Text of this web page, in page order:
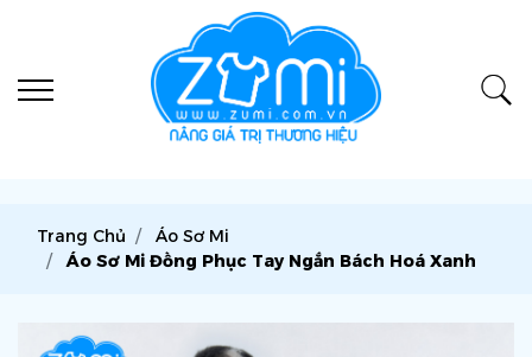
Trang Chủ
Áo Sơ Mi
Áo Sơ Mi Đồng Phục Tay Ngắn Bách Hoá Xanh